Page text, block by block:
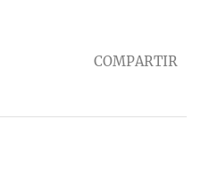
COMPARTIR